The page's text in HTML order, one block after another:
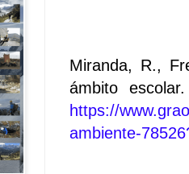
Miranda, R.,
ámbito
https://
ambiente-